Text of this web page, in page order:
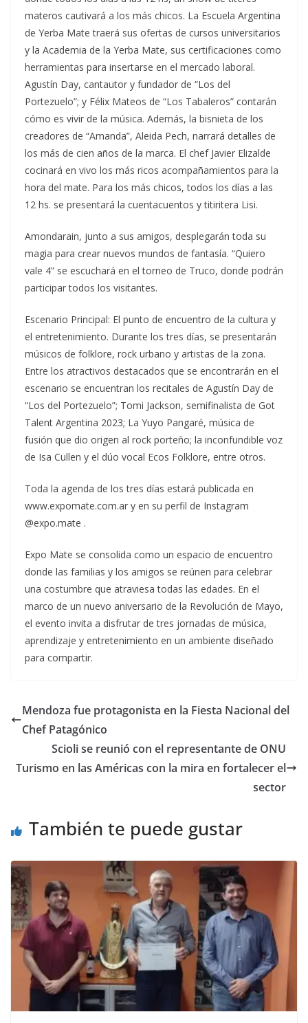
materos cautivará a los más chicos. La Escuela Argentina
de Yerba Mate traerá sus ofertas de cursos universitarios
y la Academia de la Yerba Mate, sus certificaciones como
herramientas para insertarse en el mercado laboral.
Agustín Day, cantautor y fundador de “Los del
Portezuelo”; y Félix Mateos de “Los Tabaleros” contarán
cómo es vivir de la música. Además, la bisnieta de los
creadores de “Amanda”, Aleida Pech, narrará detalles de
los más de cien años de la marca. El chef Javier Elizalde
cocinará en vivo los más ricos acompañamientos para la
hora del mate. Para los más chicos, todos los días a las
12 hs. se presentará la cuentacuentos y titiritera Lisi.
Amondarain, junto a sus amigos, desplegarán toda su
magia para crear nuevos mundos de fantasía. “Quiero
vale 4” se escuchará en el torneo de Truco, donde podrán
participar todos los visitantes.
Escenario Principal: El punto de encuentro de la cultura y
el entretenimiento. Durante los tres días, se presentarán
músicos de folklore, rock urbano y artistas de la zona.
Entre los atractivos destacados que se encontrarán en el
escenario se encuentran los recitales de Agustín Day de
“Los del Portezuelo”; Tomi Jackson, semifinalista de Got
Talent Argentina 2023; La Yuyo Pangaré, música de
fusión que dio origen al rock porteño; la inconfundible voz
de Isa Cullen y el dúo vocal Ecos Folklore, entre otros.
Toda la agenda de los tres días estará publicada en
www.expomate.com.ar y en su perfil de Instagram
@expo.mate .
Expo Mate se consolida como un espacio de encuentro
donde las familias y los amigos se reúnen para celebrar
una costumbre que atraviesa todas las edades. En el
marco de un nuevo aniversario de la Revolución de Mayo,
el evento invita a disfrutar de tres jornadas de música,
aprendizaje y entretenimiento en un ambiente diseñado
para compartir.
Mendoza fue protagonista en la Fiesta Nacional del
Chef Patagónico
Scioli se reunió con el representante de ONU
Turismo en las Américas con la mira en fortalecer el
sector
También te puede gustar